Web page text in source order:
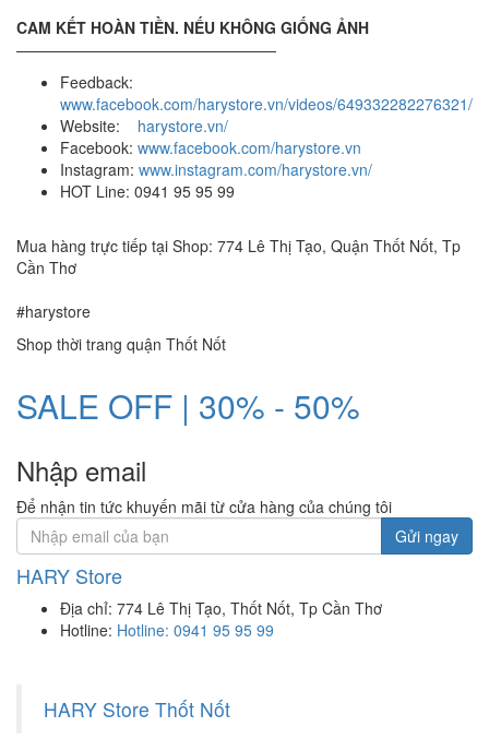
CAM KẾT HOÀN TIỀN. NẾU KHÔNG GIỐNG ẢNH
—————————————————
Feedback:
www.facebook.com/harystore.vn/videos/649332282276321/
Website: harystore.vn/
Facebook: www.facebook.com/harystore.vn
Instagram: www.instagram.com/harystore.vn/
HOT Line: 0941 95 95 99
Mua hàng trực tiếp tại Shop: 774 Lê Thị Tạo, Quận Thốt Nốt, Tp
Cần Thơ
#harystore
Shop thời trang quận Thốt Nốt
SALE OFF | 30% - 50%
Nhập email
Để nhận tin tức khuyến mãi từ cửa hàng của chúng tôi
Gửi ngay
HARY Store
Địa chỉ: 774 Lê Thị Tạo, Thốt Nốt, Tp Cần Thơ
Hotline: Hotline: 0941 95 95 99
HARY Store Thốt Nốt